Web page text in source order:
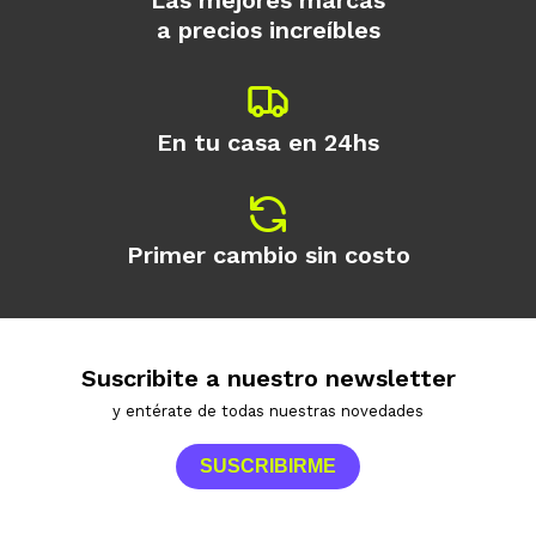
a precios increíbles
En tu casa en 24hs
Primer cambio sin costo
Suscribite a nuestro newsletter
y entérate de todas nuestras novedades
SUSCRIBIRME